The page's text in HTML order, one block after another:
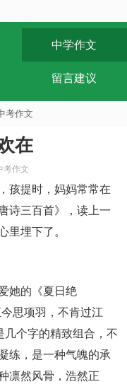
中学作文
留言建议
考作文
在
考作文
孩提时，妈妈常常在
诗三百首》，读上一
里埋下了。
她的《夏日绝
思项羽，不肯过江
几个字的精致组合，不
练，是一种气魄的承
凛然风骨，浩然正